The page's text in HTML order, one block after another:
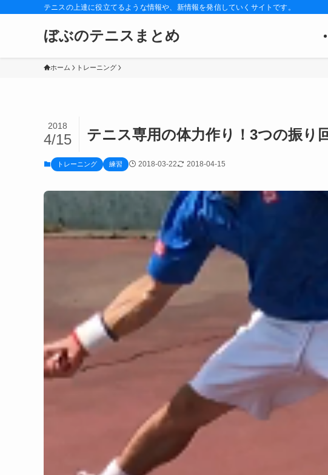
テニスの上達に役立てるような情報や、新情報を発信していくサイトです。
ぼぶのテニスまとめ
ホーム トレーニング
テニス専用の体力作り！3つの振り
2018
4/15
トレーニング 練習 2018-03-22 2018-04-15